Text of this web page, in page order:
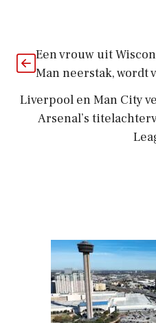
Een vrouw uit
Man neerstak, wordt
Liverpool en Man City
Arsenal’s